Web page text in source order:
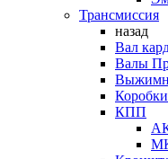
Трансмиссия
назад
Вал
Валы
КПП